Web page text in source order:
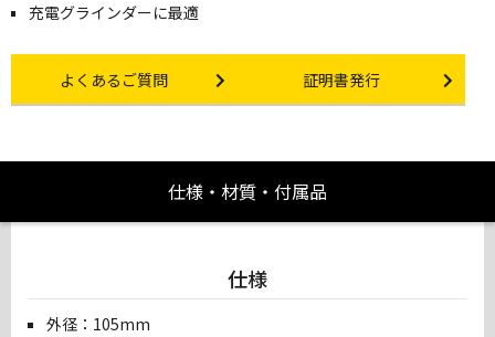
充電グラインダーに最適
Other link
よくあるご質問 Certificate Issuance
証明書発行
仕様・材質・付属品
仕様
外径：105mm